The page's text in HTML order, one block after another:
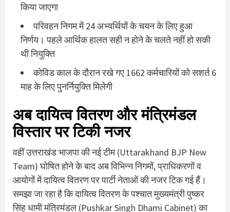
किया जाएगा
परिवहन निगम में 24 अभ्यर्थियों के चयन के लिए हुआ
निर्णय। पहले आर्थिक हालत सही न होने के चलते नहीं हो सकी
थी नियुक्ति
कोविड काल के दौरान रखे गए 1662 कर्मचारियों को सशर्त 6
माह के लिए पुनर्नियुक्ति मिलेगी
अब दायित्व वितरण और मंत्रिमंडल
विस्तार पर टिकी नजर
वहीं उत्तराखंड भाजपा की नई टीम (Uttarakhand BJP New
Team) घोषित होने के बाद अब विभिन्न निगमों, प्राधिकरणों व
आयोगों में दायित्व वितरण पर पार्टी नेताओं की नजर टिक गई हैं।
समझा जा रहा है कि दायित्व वितरण के पश्चात मुख्यमंत्री पुष्कर
सिंह धामी मंत्रिमंडल (Pushkar Singh Dhami Cabinet) का